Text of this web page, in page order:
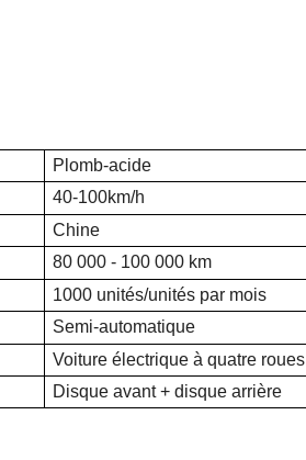
Plomb-acide
40-100km/h
Chine
80 000 - 100 000 km
1000 unités/unités par mois
Semi-automatique
Voiture électrique à quatre roues
Disque avant + disque arrière